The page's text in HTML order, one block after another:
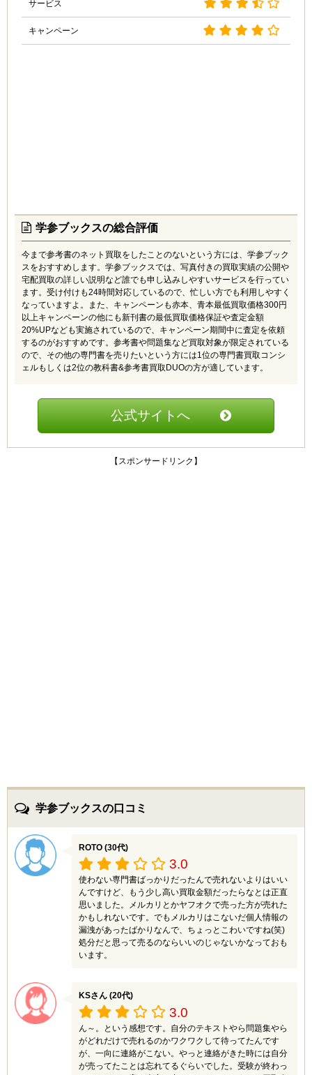
サービス
キャンペーン
学参ブックスの総合評価
今まで参考書のネット買取をしたことのないという方には、学参ブック
スをおすすめします。学参ブックスでは、写真付きの買取実績の公開や
宅配買取の詳しい説明など誰でも申し込みしやすいサービスを行ってい
ます。受け付けも24時間対応しているので、忙しい方でも利用しやすく
なっていますよ。また、キャンペーンも赤本、青本最低買取価格300円
以上キャンペーンの他にも新刊書の最低買取価格保証や査定金額
20%UPなども実施されているので、キャンペーン期間中に査定を依頼
するのがおすすめです。参考書や問題集など買取対象が限定されている
ので、その他の専門書を売りたいという方には1位の専門書買取コンシ
ェルもしくは2位の教科書&参考書買取DUOの方が適しています。
公式サイトへ
【スポンサードリンク】
学参ブックスの口コミ
ROTO (30代)
3.0
使わない専門書ばっかりだったんで売れないよりはいい
んですけど、もう少し高い買取金額だったらなとは正直
思いました。メルカリとかヤフオクで売った方が売れた
かもしれないです。でもメルカリはこないだ個人情報の
漏洩があったばかりなんで、ちょっとこわいですね(笑)
処分だと思って売るのならいいのじゃないかなっておも
います。
KSさん (20代)
3.0
ん～。という感想です。自分のテキストやら問題集やら
がどれだけで売れるのかワクワクして待ってたんです
が、一向に連絡がこない。やっと連絡がきた時には自分
が売ってたことは忘れてるぐらいでした。受験が終わっ